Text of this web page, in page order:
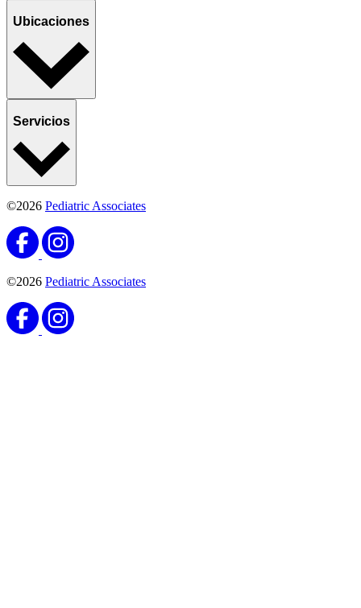
Ubicaciones
Servicios
©2026 Pediatric Associates
©2026 Pediatric Associates